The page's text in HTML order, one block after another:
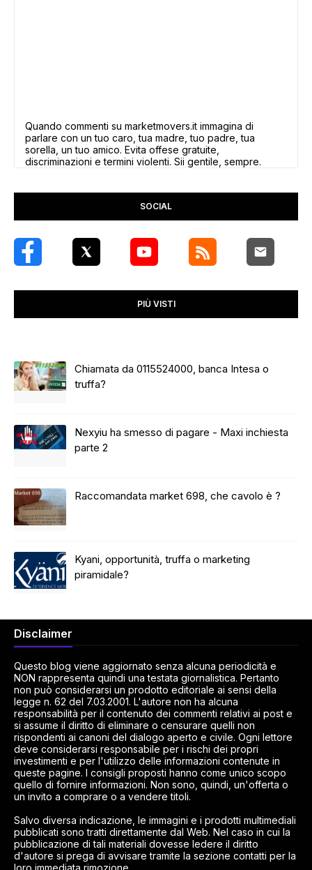
Quando commenti su marketmovers.it immagina di
parlare con un tuo caro, tua madre, tuo padre, tua
sorella, un tuo amico. Evita offese gratuite,
discriminazioni e termini violenti. Sii gentile, sempre.
SOCIAL
PIÙ VISTI
Chiamata da 0115524000, banca Intesa o
truffa?
Nexyiu ha smesso di pagare - Maxi inchiesta
parte 2
Raccomandata market 698, che cavolo è ?
Kyani, opportunità, truffa o marketing
piramidale?
Disclaimer
Questo blog viene aggiornato senza alcuna periodicità e
NON rappresenta quindi una testata giornalistica. Pertanto
non può considerarsi un prodotto editoriale ai sensi della
legge n. 62 del 7.03.2001. L'autore non ha alcuna
responsabilità per il contenuto dei commenti relativi ai post e
si assume il diritto di eliminare o censurare quelli non
rispondenti ai canoni del dialogo aperto e civile. Ogni lettore
deve considerarsi responsabile per i rischi dei propri
investimenti e per l'utilizzo delle informazioni contenute in
queste pagine. I consigli proposti hanno come unico scopo
quello di fornire informazioni. Non sono, quindi, un'offerta o
un invito a comprare o a vendere titoli.
Salvo diversa indicazione, le immagini e i prodotti multimediali
pubblicati sono tratti direttamente dal Web. Nel caso in cui la
pubblicazione di tali materiali dovesse ledere il diritto
d'autore si prega di avvisare tramite la sezione contatti per la
loro immediata rimozione.